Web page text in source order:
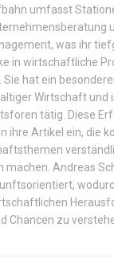
umfasst
was ihr
in wirtschaftliche
Sie hat ein
Wirtschaft und
tätig. Diese
ihre Artikel ein, die
machen. Andreas
Chancen zu